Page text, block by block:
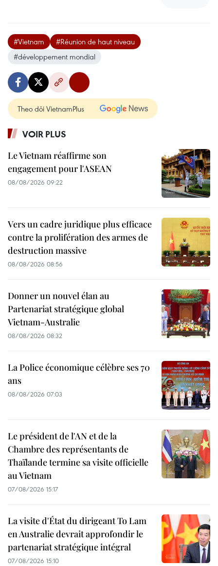
#Vietnam
#Réunion de haut niveau
#développement mondial
Theo dõi VietnamPlus
VOIR PLUS
Le Vietnam réaffirme son
engagement pour l'ASEAN
08/08/2026 09:22
Vers un cadre juridique plus efficace
contre la prolifération des armes de
destruction massive
08/08/2026 08:56
Donner un nouvel élan au
Partenariat stratégique global
Vietnam-Australie
08/08/2026 08:32
La Police économique célèbre ses 70
ans
08/08/2026 07:03
Le président de l'AN et de la
Chambre des représentants de
Thaïlande termine sa visite officielle
au Vietnam
07/08/2026 15:17
La visite d'État du dirigeant To Lam
en Australie devrait approfondir le
partenariat stratégique intégral
07/08/2026 15:10